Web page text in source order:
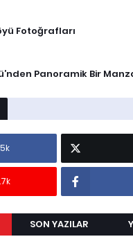
Fotoğrafları
Panoramik Bir
SON YAZILAR